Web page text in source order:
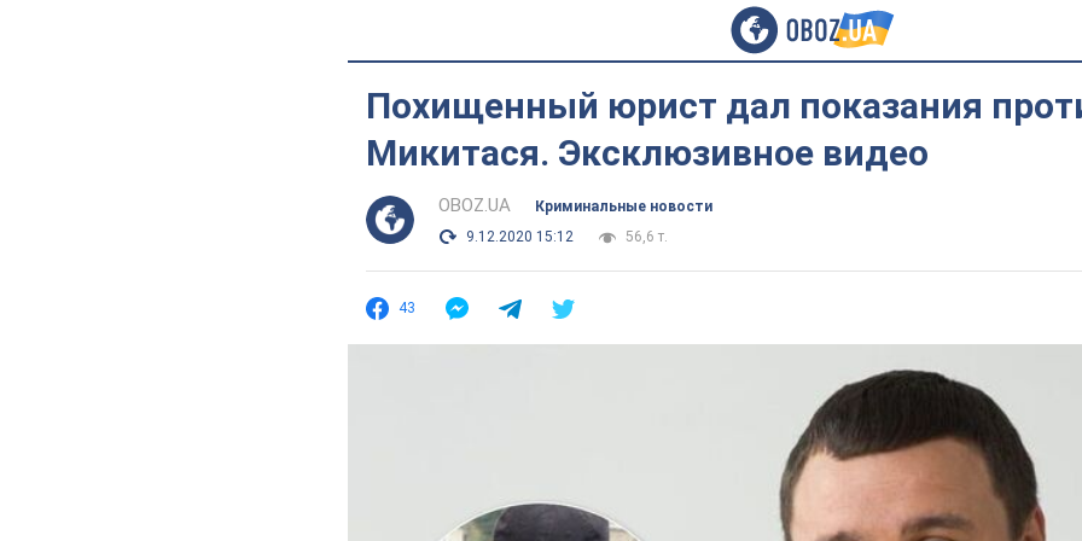
Похищенный юрист дал показания
Микитася. Эксклюзивное видео
OBOZ.UA
Криминальные новости
9.12.2020 15:12
56,6 т.
43